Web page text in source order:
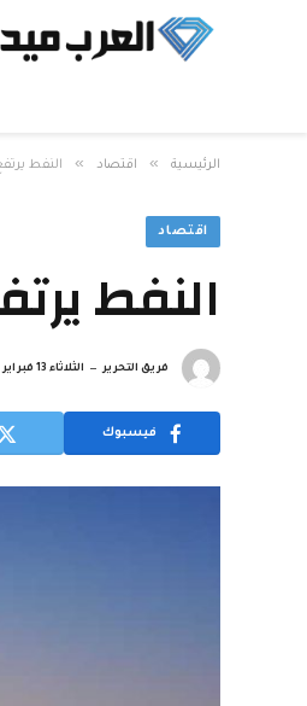
الرئيسية » اقتصاد » النفط
اقتصاد
النفط
فريق التحرير الثلاثاء 13 فبراير 9:59 ص
فيسبوك